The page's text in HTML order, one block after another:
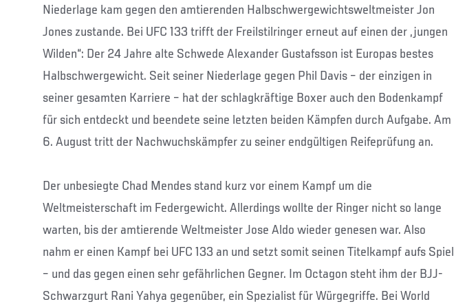
Niederlage kam gegen den amtierenden Halbschwergewichtsweltmeister Jon
Jones zustande. Bei UFC 133 trifft der Freilstilringer erneut auf einen der „jungen
Wilden“: Der 24 Jahre alte Schwede Alexander Gustafsson ist Europas bestes
Halbschwergewicht. Seit seiner Niederlage gegen Phil Davis – der einzigen in
seiner gesamten Karriere – hat der schlagkräftige Boxer auch den Bodenkampf
für sich entdeckt und beendete seine letzten beiden Kämpfen durch Aufgabe. Am
6. August tritt der Nachwuchskämpfer zu seiner endgültigen Reifeprüfung an.
Der unbesiegte Chad Mendes stand kurz vor einem Kampf um die
Weltmeisterschaft im Federgewicht. Allerdings wollte der Ringer nicht so lange
warten, bis der amtierende Weltmeister Jose Aldo wieder genesen war. Also
nahm er einen Kampf bei UFC 133 an und setzt somit seinen Titelkampf aufs Spiel
– und das gegen einen sehr gefährlichen Gegner. Im Octagon steht ihm der BJJ-
Schwarzgurt Rani Yahya gegenüber, ein Spezialist für Würgegriffe. Bei World